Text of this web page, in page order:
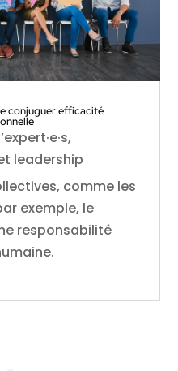
conjuguer efficacité
,
leadership
comme les
exemple, le
responsabilité